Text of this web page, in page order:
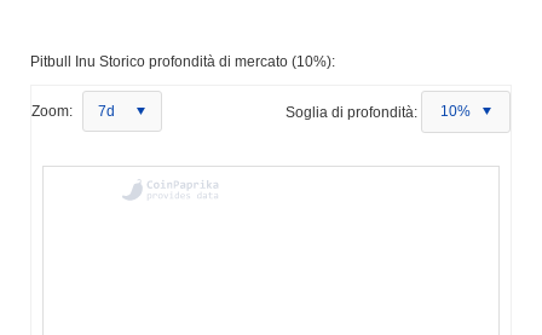
Pitbull Inu Storico profondità di mercato (10%):
Zoom: 7d Soglia di profondità: 10%